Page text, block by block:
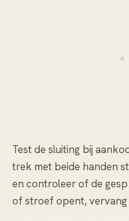
Test de sluiting bij
trek met beide handen
en controleer of de
of stroef opent, vervang